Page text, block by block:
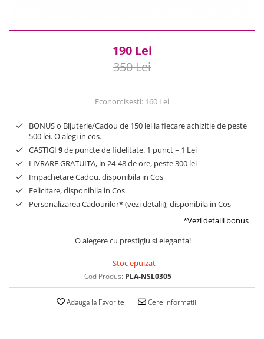
190 Lei
350 Lei
Economisesti: 160 Lei
BONUS o Bijuterie/Cadou de 150 lei la fiecare achizitie de peste
500 lei. O alegi in cos.
CASTIGI 9de puncte de fidelitate. 1 punct = 1 Lei
LIVRARE GRATUITA, in 24-48 de ore, peste 300 lei
Impachetare Cadou, disponibila in Cos
Felicitare, disponibila in Cos
Personalizarea Cadourilor* (vezi detalii), disponibila in Cos
*Vezi detalii bonus
O alegere cu prestigiu si eleganta!
Stoc epuizat
Cod Produs: PLA-NSL0305
Adauga la Favorite Cere informatii